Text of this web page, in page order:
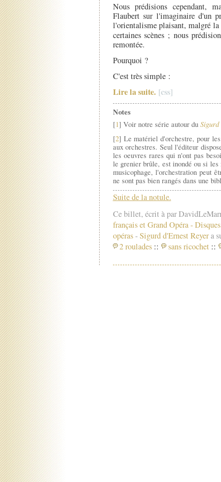
Nous prédisions cependant,
Flaubert sur l'imaginaire d'un
l'orientalisme plaisant, malgré
certaines scènes ; nous
remontée.
Pourquoi ?
C'est très simple :
Lire la suite.
Notes
[1] Voir notre série autour du Sigurd
[2] Le matériel d'orchestre, pour
aux orchestres. Seul l'éditeur
les oeuvres rares qui n'ont pas
le grenier brûle, est inondé ou si
musicophage, l'orchestration peut
ne sont pas bien rangés dans une
Suite de la notule.
Ce billet, écrit à par
français et Grand Opéra-
opéras-Sigurd d'Ernest Reyera
2 roulades :: sans ricochet ::